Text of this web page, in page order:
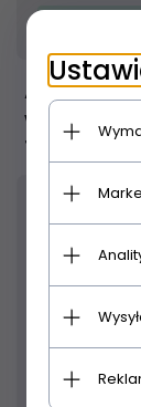
AKG C 214
1 689, 00